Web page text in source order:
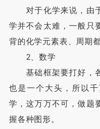
对于化学来说，由于
学并不会太难，一般只
背的化学元素表、周期
2、数学
基础框架要打好，各
也是一个大头，所以
学，这万万不可，做题
握各种图形。